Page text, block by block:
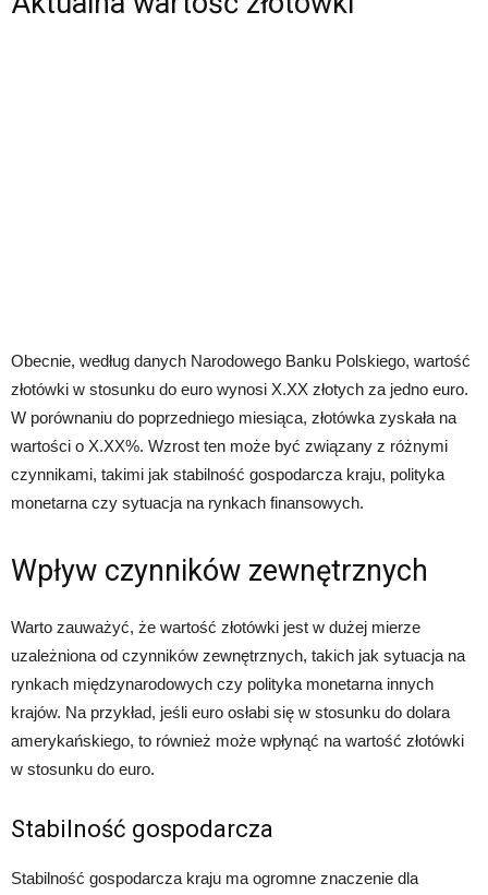
Obecnie, według danych Narodowego Banku Polskiego, wartość
złotówki w stosunku do euro wynosi X.XX złotych za jedno euro.
W porównaniu do poprzedniego miesiąca, złotówka zyskała na
wartości o X.XX%. Wzrost ten może być związany z różnymi
czynnikami, takimi jak stabilność gospodarcza kraju, polityka
monetarna czy sytuacja na rynkach finansowych.
Wpływ czynników zewnętrznych
Warto zauważyć, że wartość złotówki jest w dużej mierze
uzależniona od czynników zewnętrznych, takich jak sytuacja na
rynkach międzynarodowych czy polityka monetarna innych
krajów. Na przykład, jeśli euro osłabi się w stosunku do dolara
amerykańskiego, to również może wpłynąć na wartość złotówki
w stosunku do euro.
Stabilność gospodarcza
Stabilność gospodarcza kraju ma ogromne znaczenie dla